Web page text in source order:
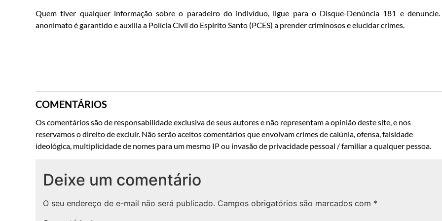
Quem tiver qualquer informação sobre o paradeiro do indivíduo, ligue para o Disque-Denúncia 181 e
anonimato é garantido e auxilia a Polícia Civil do Espírito Santo (PCES) a prender criminosos e elucidar crimes.
COMENTÁRIOS
Os comentários são de responsabilidade exclusiva de seus autores e não representam a opinião deste site, e nos
reservamos o direito de excluir. Não serão aceitos comentários que envolvam crimes de calúnia, ofensa, falsidade
ideológica, multiplicidade de nomes para um mesmo IP ou invasão de privacidade pessoal / familiar a qualquer pessoa.
Deixe um comentário
O seu endereço de e-mail não será publicado. Campos obrigatórios são marcados com *